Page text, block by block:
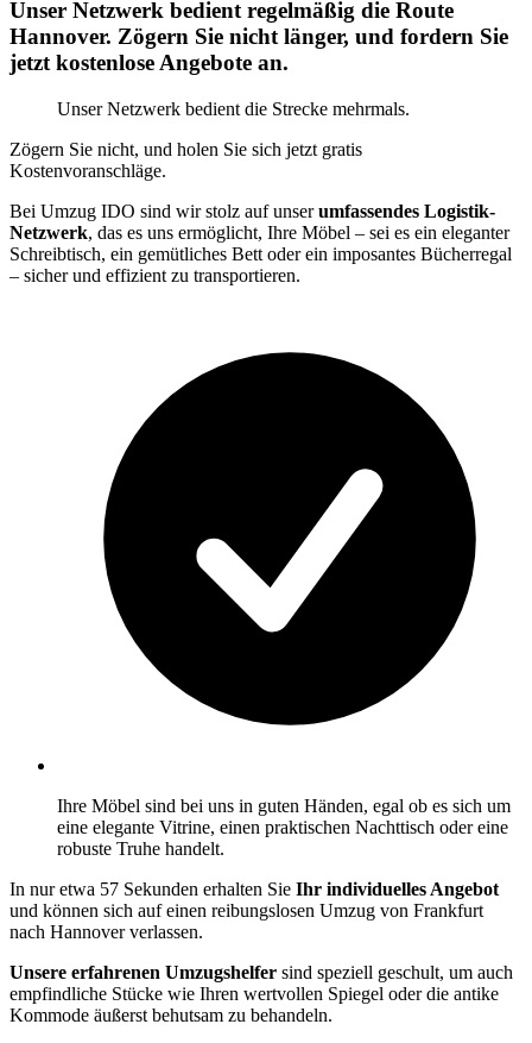
Unser Netzwerk bedient regelmäßig die Route
Hannover. Zögern Sie nicht länger, und fordern Sie
jetzt kostenlose Angebote an.
Unser Netzwerk bedient die Strecke mehrmals.
Zögern Sie nicht, und holen Sie sich jetzt gratis
Kostenvoranschläge.
Bei Umzug IDO sind wir stolz auf unserumfassendes Logistik-
Netzwerk, das es uns ermöglicht, Ihre Möbel – sei es ein eleganter
Schreibtisch, ein gemütliches Bett oder ein imposantes Bücherregal
– sicher und effizient zu transportieren.
Ihre Möbel sind bei uns in guten Händen, egal ob es sich um
eine elegante Vitrine, einen praktischen Nachttisch oder eine
robuste Truhe handelt.
In nur etwa 57 Sekunden erhalten Sie Ihr individuelles Angebot
und können sich auf einen reibungslosen Umzug von Frankfurt
nach Hannover verlassen.
Unsere erfahrenen Umzugshelfer sind speziell geschult, um auch
empfindliche Stücke wie Ihren wertvollen Spiegel oder die antike
Kommode äußerst behutsam zu behandeln.